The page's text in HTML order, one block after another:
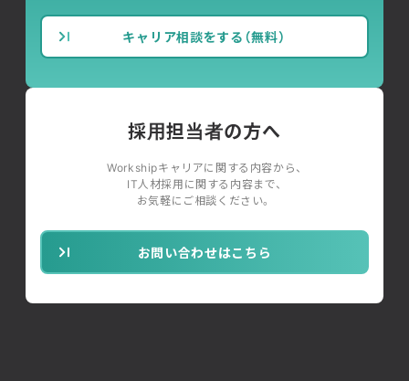
キャリア相談をする（無料）
採用担当者の方へ
Workshipキャリアに関する内容から、
IT人材採用に関する内容まで、
お気軽にご相談ください。
お問い合わせはこちら